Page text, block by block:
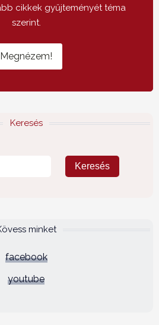
cikkek gyűjteményét téma
szerint.
Megnézem!
Keresés
minket
facebook
youtube